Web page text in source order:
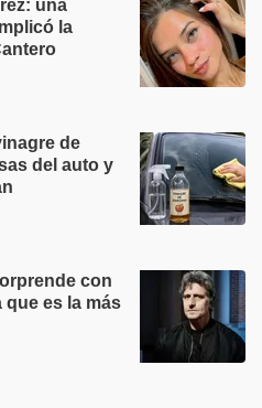
una
la
de
del auto y
con
es la más